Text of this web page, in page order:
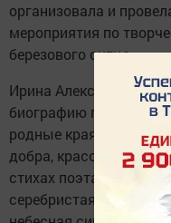
организовала и
мероприятия по
березового ситца».
Ирина Алексеевна
биографию поэта, и о
родные края, семья,
добра, красоты,
стихах поэта. И
серебристая луна, и